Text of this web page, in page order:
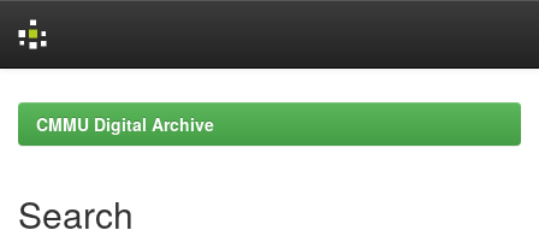
navigationCMMU Digital Archive
Search